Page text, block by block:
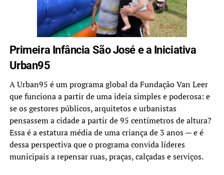
Primeira Infância São José e a Iniciativa
Urban95
A Urban95 é um programa global da Fundação Van Leer
que funciona a partir de uma ideia simples e poderosa: e
se os gestores públicos, arquitetos e urbanistas
pensassem a cidade a partir de 95 centímetros de altura?
Essa é a estatura média de uma criança de 3 anos — e é
dessa perspectiva que o programa convida líderes
municipais a repensar ruas, praças, calçadas e serviços.